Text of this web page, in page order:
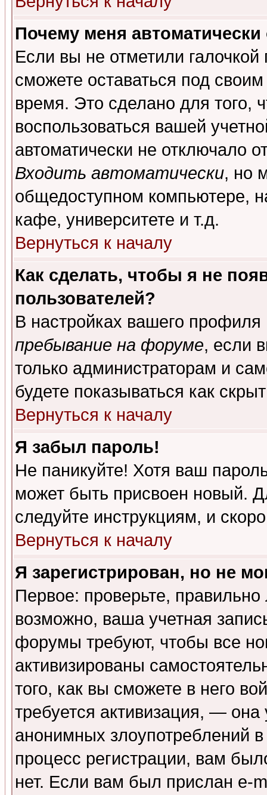
Почему меня автоматически
Если вы не отметили галочкой
сможете оставаться под
время. Это сделано для того,
воспользоваться вашей
автоматически не отключало
Входить автоматически, но
общедоступном компьютере,
кафе, университете и т.д.
Вернуться к началу
Как сделать, чтобы я не
пользователей?
В настройках вашего
пребывание на форуме, если
только администраторам и
будете показываться как
Вернуться к началу
Я забыл пароль!
Не паникуйте! Хотя ваш
может быть присвоен новый.
следуйте инструкциям, и
Вернуться к началу
Я зарегистрирован, но не
Первое: проверьте,
возможно, ваша учетная
форумы требуют, чтобы все
активизированы
того, как вы сможете в него
требуется активизация, —
анонимных злоупотреблений
процесс регистрации, вам
нет. Если вам был прислан e-